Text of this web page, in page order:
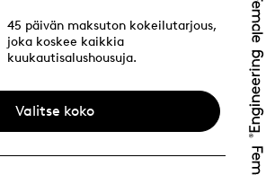
45 päivän maksuton kokeilutarjous,
joka koskee kaikkia
kuukautisalushousuja.
Valitse koko